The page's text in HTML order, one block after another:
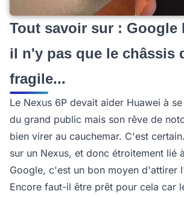
Tout savoir sur : Google
il n'y pas que le châssis
fragile...
Le Nexus 6P devait aider Huawei à
du grand public mais son rêve de
bien virer au cauchemar. C'est
sur un Nexus, et donc étroitement lié
Google, c'est un bon moyen d'attirer
Encore faut-il être prêt pour cela car